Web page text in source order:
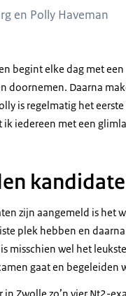
en Polly Haveman
begint elke dag met
doornemen. Daarna
is regelmatig het
iedereen met een
zijn aangemeld is het
plek hebben en
misschien wel het
gaat en begeleiden